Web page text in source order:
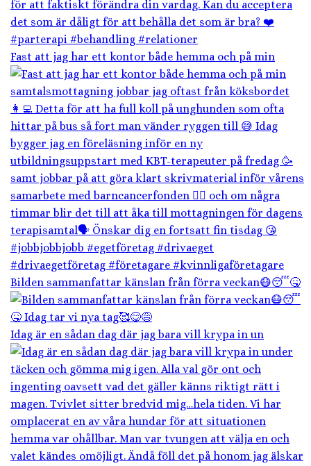
Fast att jag har ett kontor både hemma och på min
Bilden sammanfattar känslan från förra veckan😷😴🤒
Idag är en sådan dag där jag bara vill krypa in un